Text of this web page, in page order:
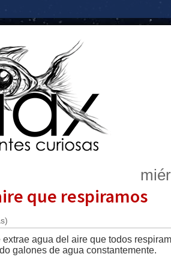
que respiramos
agua del aire que todos
galones de agua constantemente.